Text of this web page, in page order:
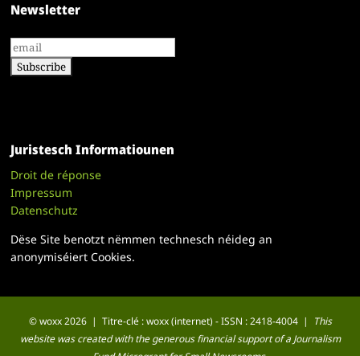
Newsletter
Juristesch Informatiounen
Droit de réponse
Impressum
Datenschutz
Dëse Site benotzt nëmmen technesch néideg an
anonymiséiert Cookies.
© woxx 2026 | Titre-clé : woxx (internet) - ISSN : 2418-4004 |
This
website was created with the generous financial support of a Journalism